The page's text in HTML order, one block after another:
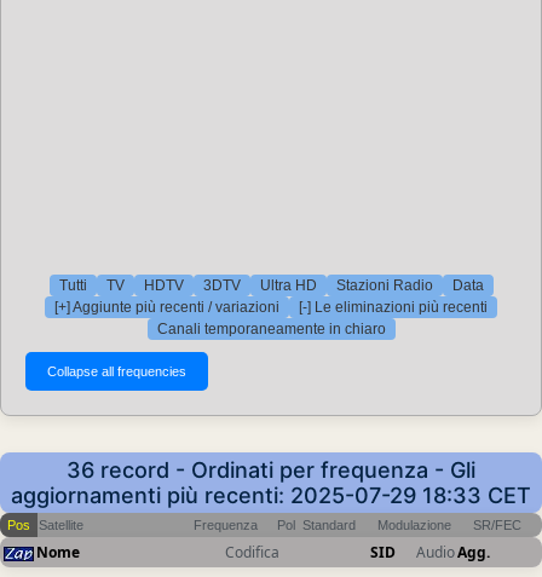
Tutti TV HDTV 3DTV Ultra HD Stazioni Radio
Data
[+] Aggiunte più recenti / variazioni
[-] Le eliminazioni più recenti
Canali temporaneamente in chiaro
36 record - Ordinati per frequenza - Gli
aggiornamenti più recenti: 2025-07-29 18:33 CET
Pos Satellite Frequenza Pol Standard Modulazione SR/FEC
Nome Codifica SID AudioAgg.